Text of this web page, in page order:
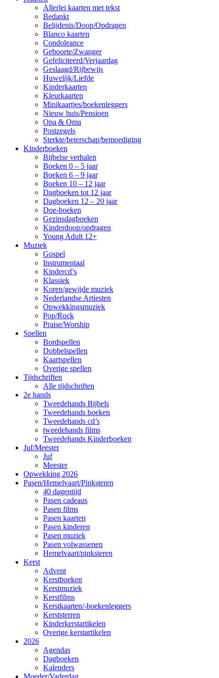
Allerlei kaarten met tekst
Bedankt
Belijdenis/Doop/Opdragen
Blanco kaarten
Condoleance
Geboorte/Zwanger
Gefeliciteerd/Verjaardag
Geslaagd/Rijbewijs
Huwelijk/Liefde
Kinderkaarten
Kleurkaarten
Minikaartjes/boekenleggers
Nieuw huis/Pensioen
Opa & Oma
Postzegels
Sterkte/beterschap/bemoediging
Kinderboeken
Bijbelse verhalen
Boeken 0 – 5 jaar
Boeken 6 – 9 jaar
Boeken 10 – 12 jaar
Dagboeken tot 12 jaar
Dagboeken 12 – 20 jaar
Doe-boeken
Gezinsdagboeken
Kinderdoop/opdragen
Young Adult 12+
Muziek
Gospel
Instrumentaal
Kindercd’s
Klassiek
Koren/gewijde muziek
Nederlandse Artiesten
Opwekkingsmuziek
Pop/Rock
Praise/Worship
Spellen
Bordspellen
Dobbelspellen
Kaartspellen
Overige spellen
Tijdschriften
Alle tijdschriften
2e hands
Tweedehands Bijbels
Tweedehands boeken
Tweedehands cd’s
tweedehands films
Tweedehands Kinderboeken
Juf/Meester
Juf
Meester
Opwekking 2026
Pasen/Hemelvaart/Pinksteren
40 dagentijd
Pasen cadeaus
Pasen films
Pasen kaarten
Pasen kinderen
Pasen muziek
Pasen volwassenen
Hemelvaart/pinksteren
Kerst
Advent
Kerstboeken
Kerstmuziek
Kerstfilms
Kerstkaarten/-boekenleggers
Kerststerren
Kinderkerstartikelen
Overige kerstartikelen
2026
Agendas
Dagboeken
Kalenders
Moeder/Vaderdag